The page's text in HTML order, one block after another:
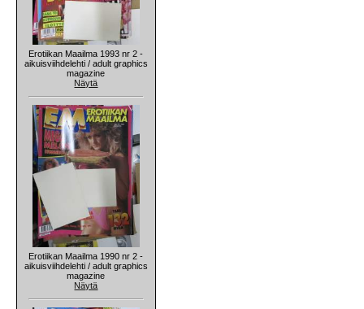
Erotiikan Maailma 1993 nr 2 -
aikuisviihdelehti / adult graphics
magazine
Näytä
Erotiikan Maailma 1990 nr 2 -
aikuisviihdelehti / adult graphics
magazine
Näytä